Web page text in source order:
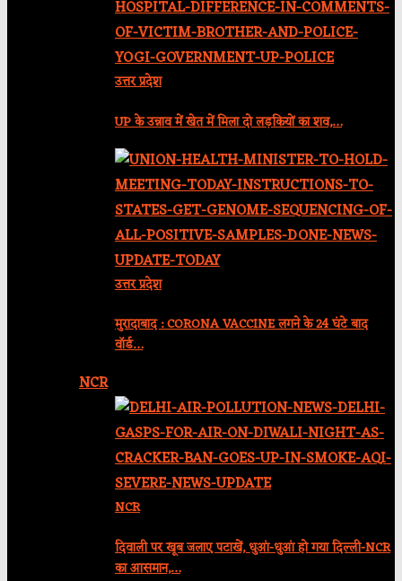
उत्तर प्रदेश
UP के उन्नाव में खेत में मिला दो लड़कियों का शव,…
उत्तर प्रदेश
मुरादाबाद : CORONA VACCINE लगने के 24 घंटे बाद
वॉर्ड…
NCR
NCR
दिवाली पर खूब जलाए पटाखें, धुआं-धुआं हो गया दिल्ली-NCR
का आसमान,…